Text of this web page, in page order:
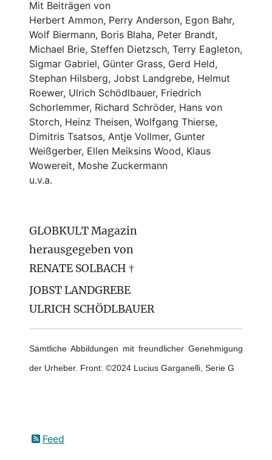
Mit Beiträgen von
Herbert Ammon, Perry Anderson, Egon Bahr,
Wolf Biermann, Boris Blaha, Peter Brandt,
Michael Brie, Steffen Dietzsch, Terry Eagleton,
Sigmar Gabriel, Günter Grass, Gerd Held,
Stephan Hilsberg, Jobst Landgrebe, Helmut
Roewer, Ulrich Schödlbauer, Friedrich
Schorlemmer, Richard Schröder, Hans von
Storch, Heinz Theisen, Wolfgang Thierse,
Dimitris Tsatsos, Antje Vollmer, Gunter
Weißgerber, Ellen Meiksins Wood, Klaus
Wowereit, Moshe Zuckermann
u.v.a.
GLOBKULT Magazin
herausgegeben von
RENATE SOLBACH †
JOBST LANDGREBE
ULRICH SCHÖDLBAUER
Sämtliche Abbildungen mit freundlicher Genehmigung
der Urheber. Front: ©2024 Lucius Garganelli, Serie G
Feed